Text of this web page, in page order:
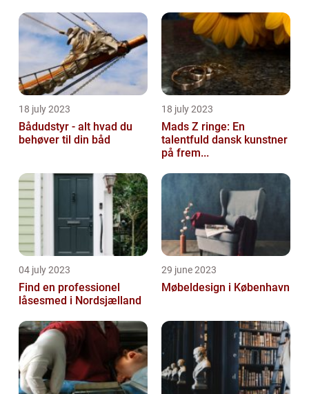
18 july 2023
Bådudstyr - alt hvad du
behøver til din båd
18 july 2023
Mads Z ringe: En
talentfuld dansk kunstner
på frem...
04 july 2023
Find en professionel
låsesmed i Nordsjælland
29 june 2023
Møbeldesign i København